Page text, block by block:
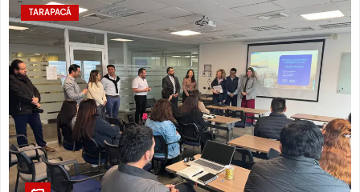
TARAPACÁ